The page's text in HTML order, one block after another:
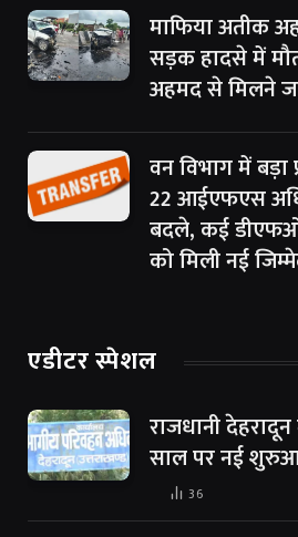
माफिया अतीक
सड़क हादसे में
अहमद से मिलने
वन विभाग में
22 आईएफएस
बदले, कई
को मिली नई
एडीटर स्पेशल
राजधानी
साल पर नई
36